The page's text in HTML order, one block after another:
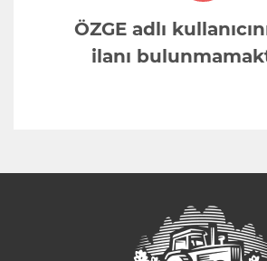
ÖZGE adlı
ilanı